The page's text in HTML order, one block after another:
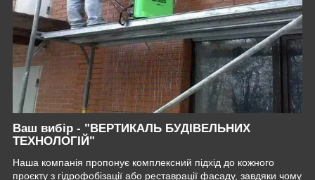
Ваш вибір - "ВЕРТИКАЛЬ БУДІВЕЛЬНИХ
ТЕХНОЛОГІЙ"
Наша компанія пропонує комплексний підхід до кожного
проєкту з гідрофобізації або реставрації фасаду, завдяки чому